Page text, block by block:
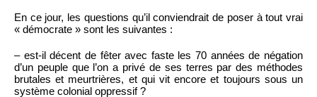
En ce jour, les questions qu’il conviendrait de poser à tout vrai
« démocrate » sont les suivantes :
– est-il décent de fêter avec faste les 70 années de négation
d’un peuple que l’on a privé de ses terres par des méthodes
brutales et meurtrières, et qui vit encore et toujours sous un
système colonial oppressif ?